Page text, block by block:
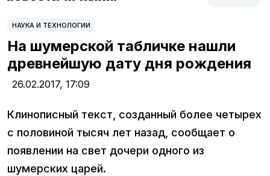
НАУКА И ТЕХНОЛОГИИ
На шумерской табличке нашли
древнейшую дату дня рождения
26.02.2017, 17:09
Клинописный текст, созданный более четырех
с половиной тысяч лет назад, сообщает о
появлении на свет дочери одного из
шумерских царей.